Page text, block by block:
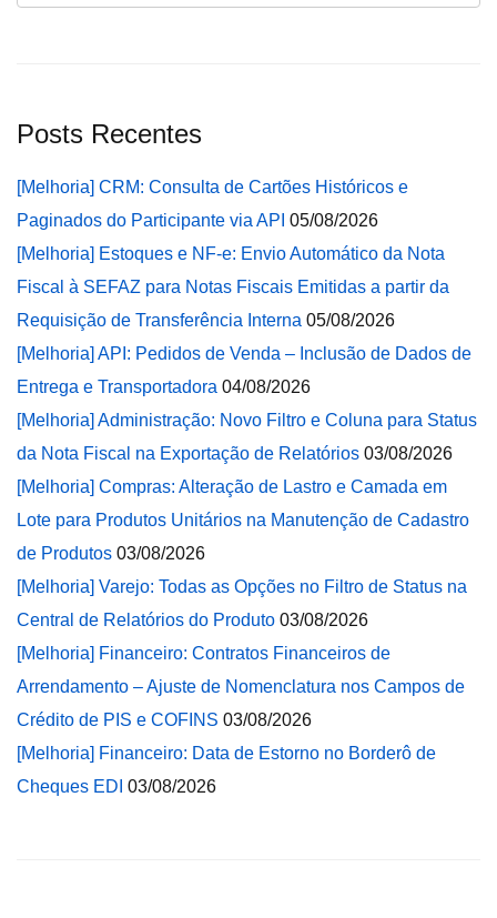
Posts Recentes
[Melhoria] CRM: Consulta de Cartões Históricos e
Paginados do Participante via API 05/08/2026
[Melhoria] Estoques e NF-e: Envio Automático da Nota
Fiscal à SEFAZ para Notas Fiscais Emitidas a partir da
Requisição de Transferência Interna 05/08/2026
[Melhoria] API: Pedidos de Venda – Inclusão de Dados de
Entrega e Transportadora 04/08/2026
[Melhoria] Administração: Novo Filtro e Coluna para Status
da Nota Fiscal na Exportação de Relatórios 03/08/2026
[Melhoria] Compras: Alteração de Lastro e Camada em
Lote para Produtos Unitários na Manutenção de Cadastro
de Produtos 03/08/2026
[Melhoria] Varejo: Todas as Opções no Filtro de Status na
Central de Relatórios do Produto 03/08/2026
[Melhoria] Financeiro: Contratos Financeiros de
Arrendamento – Ajuste de Nomenclatura nos Campos de
Crédito de PIS e COFINS 03/08/2026
[Melhoria] Financeiro: Data de Estorno no Borderô de
Cheques EDI 03/08/2026